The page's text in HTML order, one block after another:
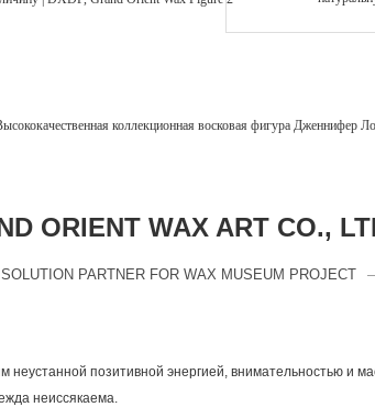
ORIENT WAX ART CO.,
PARTNER FOR WAX MUSEUM PROJECT
позитивной энергией, внимательностью и
неиссякаема.